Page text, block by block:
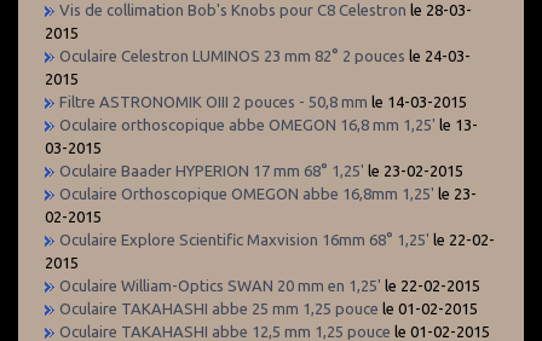
Vis de collimation Bob's Knobs pour C8 Celestron le 28-03-
2015
Oculaire Celestron LUMINOS 23 mm 82° 2 pouces le 24-03-
2015
Filtre ASTRONOMIK OIII 2 pouces - 50,8 mm le 14-03-2015
Oculaire orthoscopique abbe OMEGON 16,8 mm 1,25' le 13-
03-2015
Oculaire Baader HYPERION 17 mm 68° 1,25' le 23-02-2015
Oculaire Orthoscopique OMEGON abbe 16,8mm 1,25' le 23-
02-2015
Oculaire Explore Scientific Maxvision 16mm 68° 1,25' le 22-02-
2015
Oculaire William-Optics SWAN 20 mm en 1,25' le 22-02-2015
Oculaire TAKAHASHI abbe 25 mm 1,25 pouce le 01-02-2015
Oculaire TAKAHASHI abbe 12,5 mm 1,25 pouce le 01-02-2015